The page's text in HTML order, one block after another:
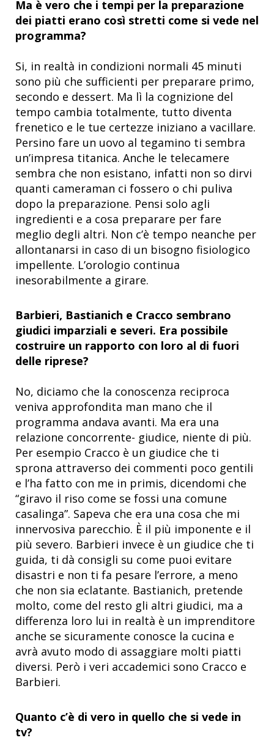
Ma è vero che i tempi per la preparazione
dei piatti erano così stretti come si vede nel
programma?
Si, in realtà in condizioni normali 45 minuti
sono più che sufficienti per preparare primo,
secondo e dessert. Ma lì la cognizione del
tempo cambia totalmente, tutto diventa
frenetico e le tue certezze iniziano a vacillare.
Persino fare un uovo al tegamino ti sembra
un’impresa titanica. Anche le telecamere
sembra che non esistano, infatti non so dirvi
quanti cameraman ci fossero o chi puliva
dopo la preparazione. Pensi solo agli
ingredienti e a cosa preparare per fare
meglio degli altri. Non c’è tempo neanche per
allontanarsi in caso di un bisogno fisiologico
impellente. L’orologio continua
inesorabilmente a girare.
Barbieri, Bastianich e Cracco sembrano
giudici imparziali e severi. Era possibile
costruire un rapporto con loro al di fuori
delle riprese?
No, diciamo che la conoscenza reciproca
veniva approfondita man mano che il
programma andava avanti. Ma era una
relazione concorrente- giudice, niente di più.
Per esempio Cracco è un giudice che ti
sprona attraverso dei commenti poco gentili
e l’ha fatto con me in primis, dicendomi che
“giravo il riso come se fossi una comune
casalinga”. Sapeva che era una cosa che mi
innervosiva parecchio. È il più imponente e il
più severo. Barbieri invece è un giudice che ti
guida, ti dà consigli su come puoi evitare
disastri e non ti fa pesare l’errore, a meno
che non sia eclatante. Bastianich, pretende
molto, come del resto gli altri giudici, ma a
differenza loro lui in realtà è un imprenditore
anche se sicuramente conosce la cucina e
avrà avuto modo di assaggiare molti piatti
diversi. Però i veri accademici sono Cracco e
Barbieri.
Quanto c’è di vero in quello che si vede in
tv?